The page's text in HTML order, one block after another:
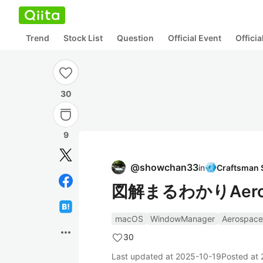
Trend Stock List Question Official Event
30
9
more_horiz
@showchan33in
図解まるわかり
macOS WindowManager
Aerospace
30
Last updated at 2025-10-19Posted at